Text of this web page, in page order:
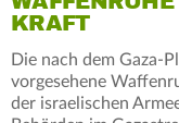
KRAFT
Die nach dem Gaza-
vorgesehene
der israelischen